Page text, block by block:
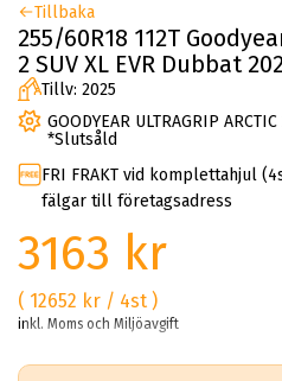
Tillbaka
255/60R18 112T
2 SUV XL EVR Dubbat
Tillv: 2025
GOODYEAR ULTRAGRIP
*Slutsåld
FRI FRAKT vid komplettahjul
fälgar till företagsadress
3163 kr
( 12652 kr / 4st )
inkl. Moms och Miljöavgift